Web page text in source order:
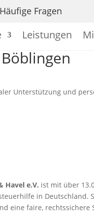
Häufige Fragen
Leistungen
Unterstützung und
Havel e.V. ist mit über
in Deutschland.
eine faire, rechtssichere